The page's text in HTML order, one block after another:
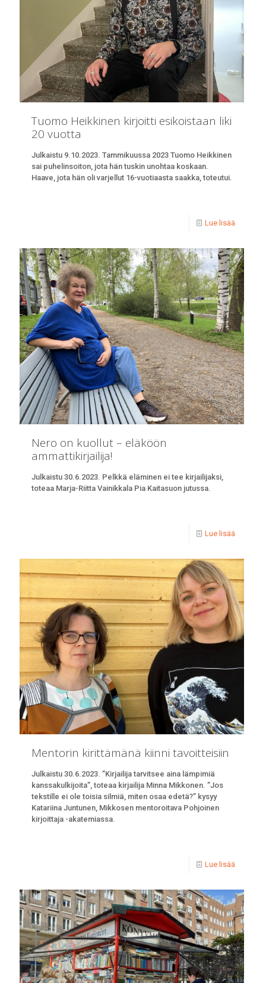
Tuomo Heikkinen kirjoitti esikoistaan liki
20 vuotta
Julkaistu 9.10.2023. Tammikuussa 2023 Tuomo Heikkinen
sai puhelinsoiton, jota hän tuskin unohtaa koskaan.
Haave, jota hän oli varjellut 16-vuotiaasta saakka, toteutui.
Lue lisää
Nero on kuollut – eläköön
ammattikirjailija!
Julkaistu 30.6.2023. Pelkkä eläminen ei tee kirjailijaksi,
toteaa Marja-Riitta Vainikkala Pia Kaitasuon jutussa.
Lue lisää
Mentorin kirittämänä kiinni tavoitteisiin
Julkaistu 30.6.2023. ”Kirjailija tarvitsee aina lämpimiä
kanssakulkijoita”, toteaa kirjailija Minna Mikkonen. ”Jos
tekstille ei ole toisia silmiä, miten osaa edetä?” kysyy
Katariina Juntunen, Mikkosen mentoroitava Pohjoinen
kirjoittaja -akatemiassa.
Lue lisää